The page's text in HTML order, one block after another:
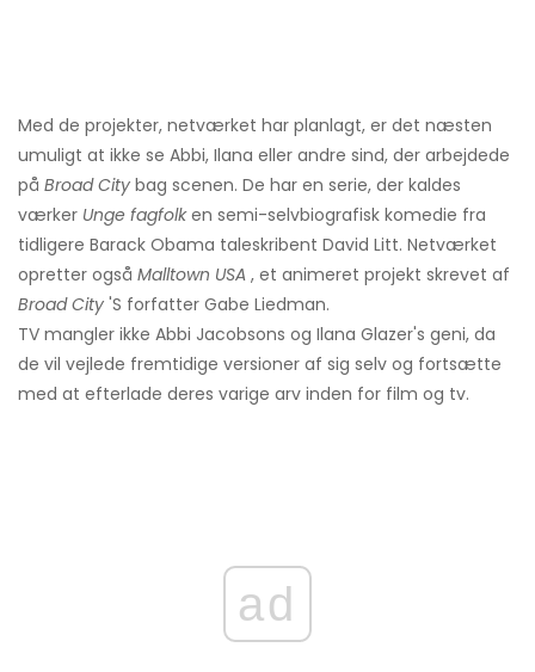
Med de projekter, netværket har planlagt, er det næsten
umuligt at ikke se Abbi, Ilana eller andre sind, der arbejdede
på Broad City bag scenen. De har en serie, der kaldes
værker Unge fagfolken semi-selvbiografisk komedie fra
tidligere Barack Obama taleskribent David Litt. Netværket
opretter også Malltown USA , et animeret projekt skrevet af
Broad City 'S forfatter Gabe Liedman.
TV mangler ikke Abbi Jacobsons og Ilana Glazer's geni, da
de vil vejlede fremtidige versioner af sig selv og fortsætte
med at efterlade deres varige arv inden for film og tv.
ad